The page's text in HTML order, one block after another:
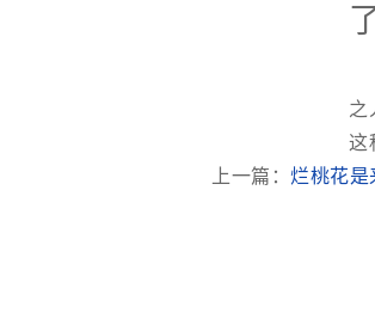
之
这
上一篇： 烂桃花是